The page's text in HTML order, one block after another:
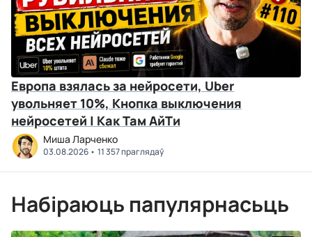
Европа взялась за нейросети, Uber
увольняет 10%, Кнопка выключения
нейросетей | Как Там АйТи
Миша Ларченко
03.08.2026 11 357 праглядаў
Набіраюць папулярнасьць